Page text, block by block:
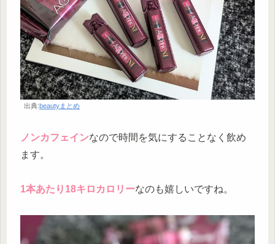
出典:beautyまとめ
ノンカフェインなので時間を気にすることなく飲め
ます。
1本あたり18キロカロリーなのも嬉しいですね。